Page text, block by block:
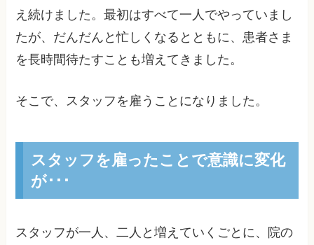
え続けました。最初はすべて一人でやっていまし
たが、だんだんと忙しくなるとともに、患者さま
を長時間待たすことも増えてきました。
そこで、スタッフを雇うことになりました。
スタッフを雇ったことで意識に変化
が･･･
スタッフが一人、二人と増えていくごとに、院の